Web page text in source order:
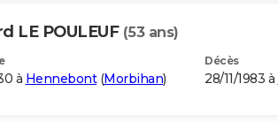
LE POULEUF (53 ans)
à Hennebont(Morbihan)
Décès
28/11/1983 à